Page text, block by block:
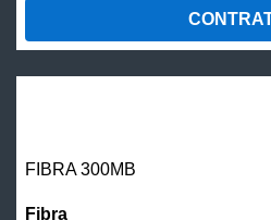
FIBRA 300MB